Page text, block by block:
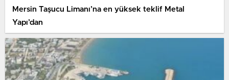
Mersin Taşucu Limanı’na en yüksek teklif Metal
Yapı’dan